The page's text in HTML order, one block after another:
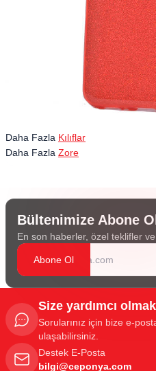
Daha Fazla Kılıflar
Daha Fazla Zore
Bültenimize Abone
En son haberler, özel teklifler
Abone Ol
Size yardımcı
Sorularınız için bize e-
ulaşabilirsiniz.
Destek E-Posta
bilgi@ceponya.com